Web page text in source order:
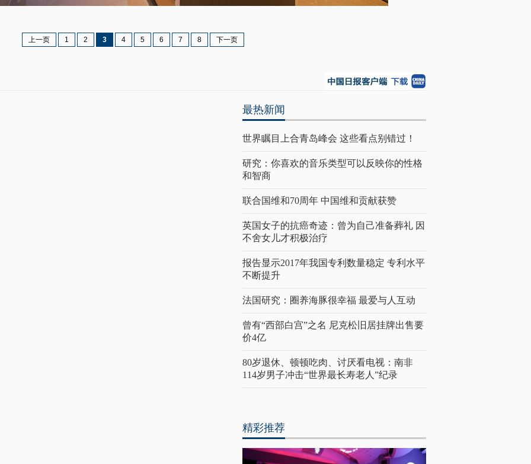
上一页 1 2 3 4 5 6 7 8 下一页
最热新闻
世界瞩目上合青岛峰会 这些看点别错过！
研究：你喜欢的音乐类型可以反映你的性格
和智商
联合国维和70周年 中国维和贡献获赞
英国女子的抗癌奇迹：曾为自己准备葬礼 因
不舍女儿才积极治疗
报告显示2017年我国专利数量稳定 专利水平
不断提升
法国研究：圈养海豚很幸福 最爱与人互动
曾有“西部白宫”之名 尼克松旧居挂牌出售要
价4亿
80岁退休、顿顿吃肉、讨厌看电视：南非
114岁男子冲击“世界最长寿老人”纪录
精彩推荐